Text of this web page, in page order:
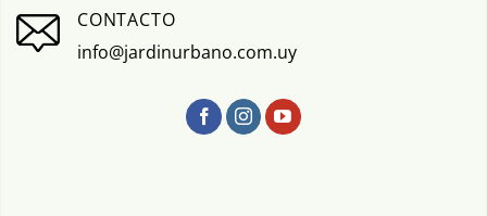
CONTACTO
info@jardinurbano.com.uy